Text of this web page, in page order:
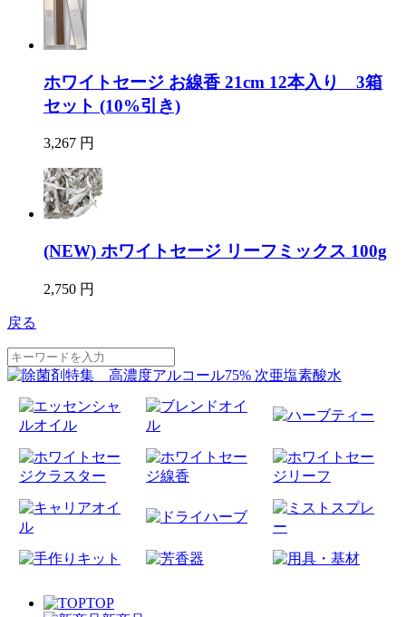
ホワイトセージ お線香 21cm 12本入り 3箱
セット (10%引き)
3,267 円
(NEW) ホワイトセージ リーフミックス 100g
2,750 円
戻る
TOP